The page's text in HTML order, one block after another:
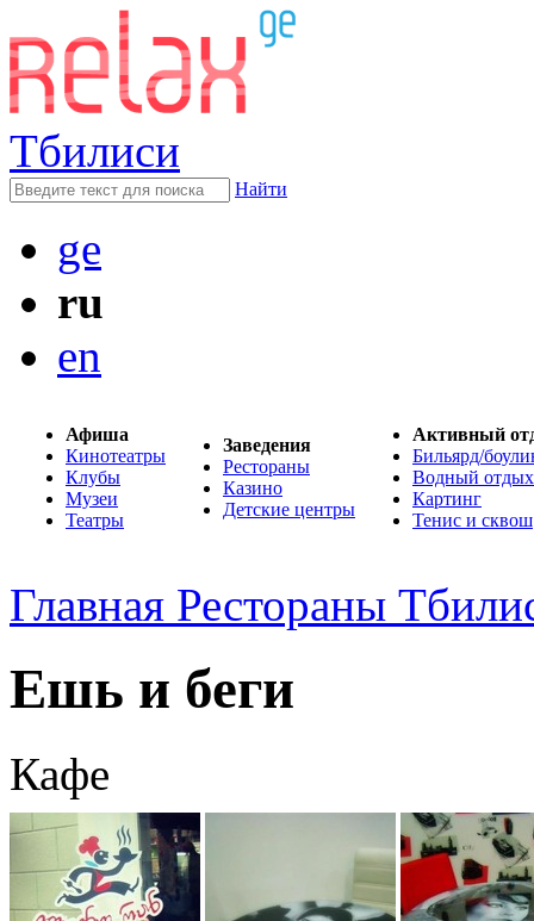
Тбилиси
Найти
ge
ru
en
Афиша
Кинотеатры
Клубы
Музеи
Театры
Заведения
Рестораны
Казино
Детские центры
Активный
Бильярд/
Водный отдых
Картинг
Тенис и сквош
Главная Рестораны
Ешь и беги
Кафе